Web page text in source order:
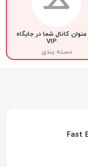
عنوان کانال شما در جایگاه
VIP
دسته بندی